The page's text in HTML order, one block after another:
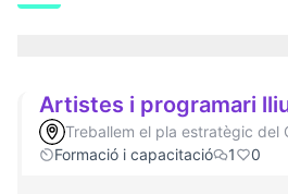
Artistes i programari
Treballem el pla estratègic del
Formació i capacitació
1 0